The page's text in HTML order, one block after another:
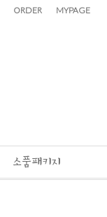
ORDER MYPAGE
소품패키지